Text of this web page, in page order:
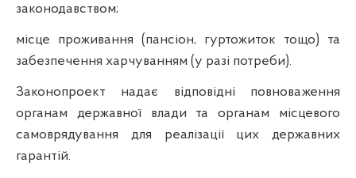
законодавством;
місце проживання (пансіон, гуртожиток тощо) та
забезпечення харчуванням (у разі потреби).
Законопроект надає відповідні повноваження
органам державної влади та органам місцевого
самоврядування для реалізації цих державних
гарантій.